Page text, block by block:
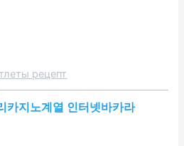
рецепт
카지노계열 인터넷바카라